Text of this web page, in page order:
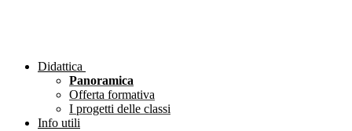
Didattica
Panoramica
Offerta formativa
I progetti delle classi
Info utili